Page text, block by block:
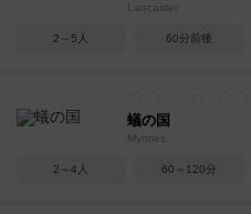
Lancaster
2～5人 60分前後
蟻の国
Myrmes
2～4人 60～120分